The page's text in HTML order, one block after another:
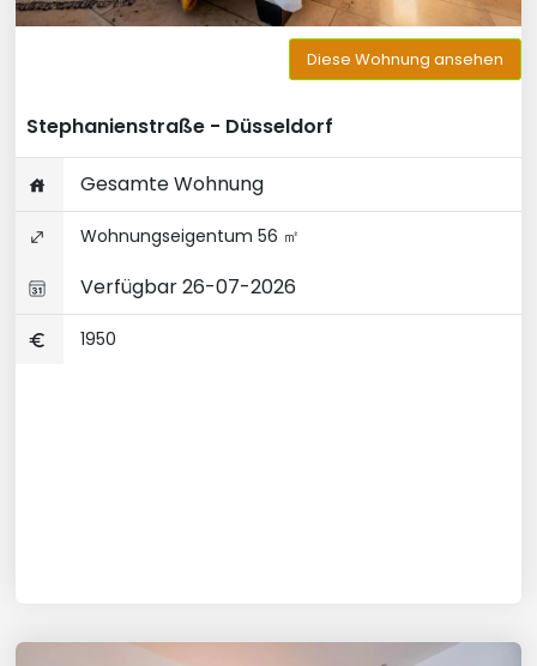
Diese Wohnung ansehen
Stephanienstraße - Düsseldorf
Gesamte Wohnung
Wohnungseigentum 56 ㎡
Verfügbar 26-07-2026
1950